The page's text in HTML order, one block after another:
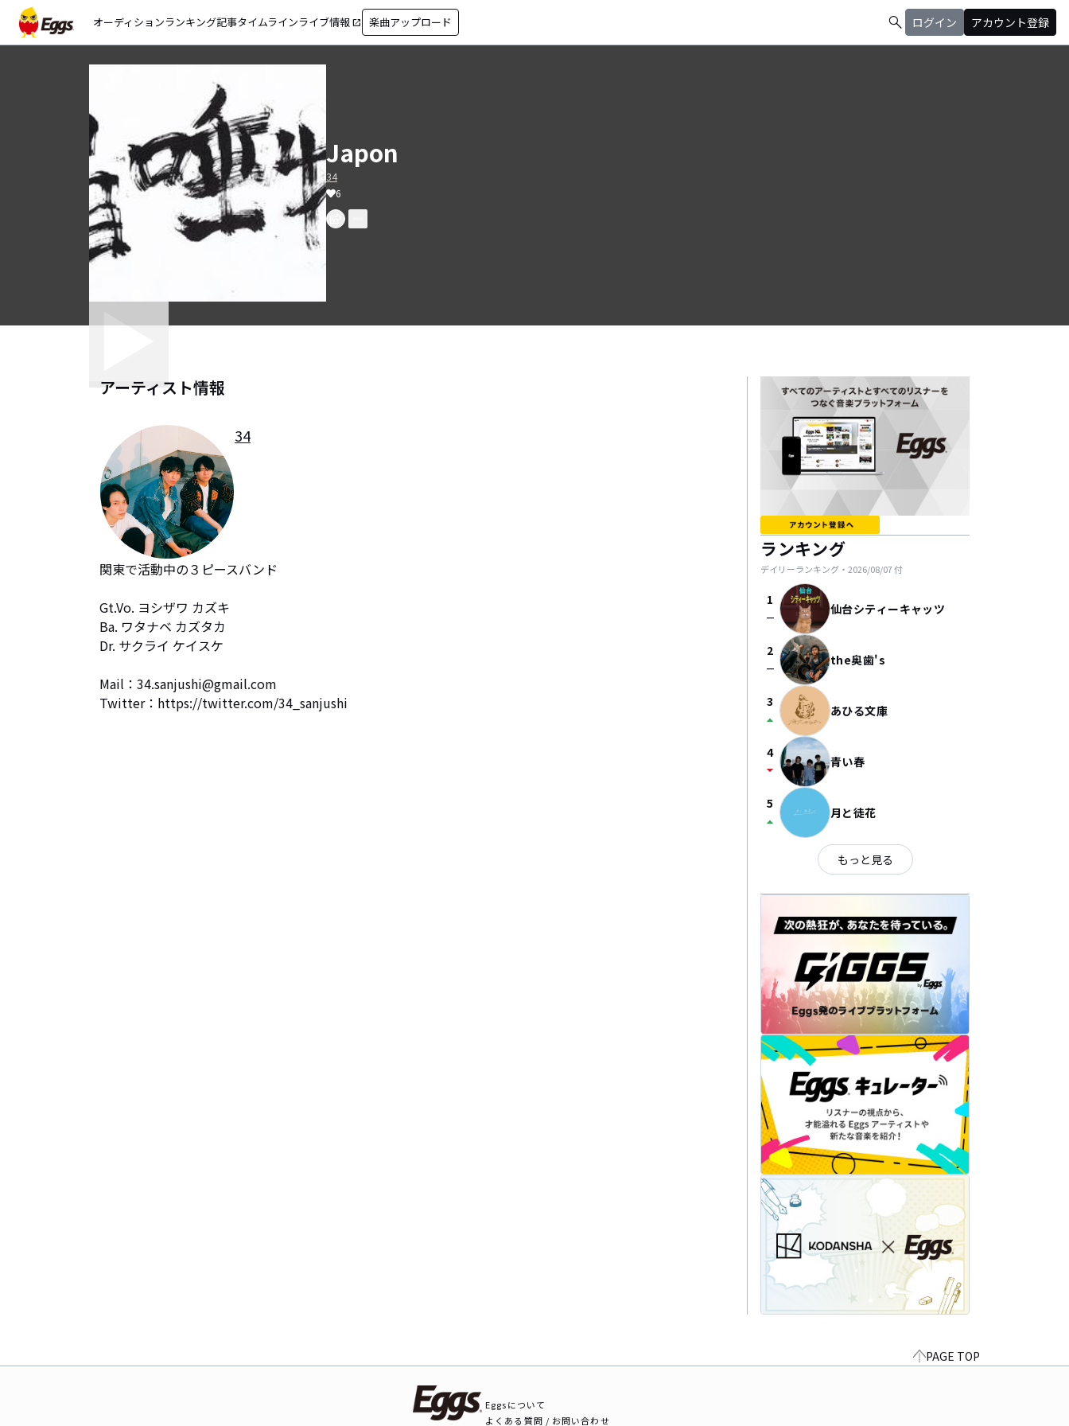
オーディションランキング記事タイムラインライブ情報 open_in_new 楽曲アップロード search ログイン アカウント登録
Japon
34
6
アーティスト情報
34
関東で活動中の３ピースバンド
Gt.Vo. ヨシザワ カズキ
Ba. ワタナベ カズタカ
Dr. サクライ ケイスケ
Mail：34.sanjushi@gmail.com
Twitter：https://twitter.com/34_sanjushi
ランキング
デイリーランキング・ 2026/08/07付
1
check_indeterminate_small 仙台シティーキャッツ
2
check_indeterminate_small the奥歯's
3
arrow_drop_up あひる文庫
4
arrow_drop_down 青い春
5
arrow_drop_up 月と徒花
もっと見る
PAGE TOP
Eggsについて
よくある質問 / お問い合わせ